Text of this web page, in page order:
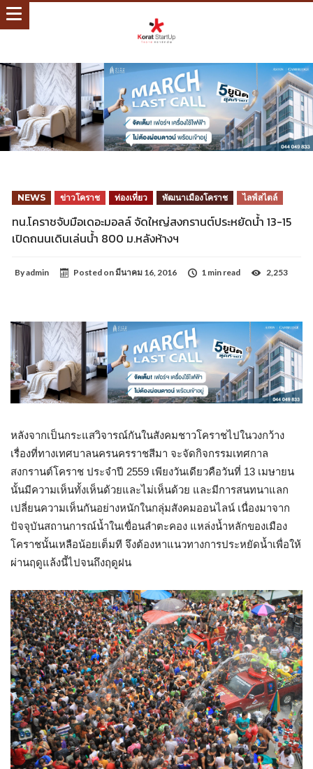
NEWS ข่าวโคราช ท่องเที่ยว พัฒนาเมืองโคราช ไลฟ์สไตล์
ทน.โคราชจับมือเดอะมอลล์ จัดใหญ่สงกรานต์ประหยัดน้ำ 13-15
เปิดถนนเดินเล่นน้ำ 800 ม.หลังห้างฯ
Byadmin Posted onมีนาคม 16, 2016 1 min read 2,253
หลังจากเป็นกระแสวิจารณ์กันในสังคมชาวโคราชไปในวงกว้าง
เรื่องที่ทางเทศบาลนครนครราชสีมา จะจัดกิจกรรมเทศกาล
สงกรานต์โคราช ประจำปี 2559 เพียงวันเดียวคือวันที่ 13 เมษายน
นั้นมีความเห็นทั้งเห็นด้วยและไม่เห็นด้วย และมีการสนทนาแลก
เปลี่ยนความเห็นกันอย่างหนักในกลุ่มสังคมออนไลน์ เนื่องมาจาก
ปัจจุบันสถานการณ์น้ำในเขื่อนลำตะคอง แหล่งน้ำหลักของเมือง
โคราชนั้นเหลือน้อยเต็มที จึงต้องหาแนวทางการประหยัดน้ำเพื่อให้
ผ่านฤดูแล้งนี้ไปจนถึงฤดูฝน